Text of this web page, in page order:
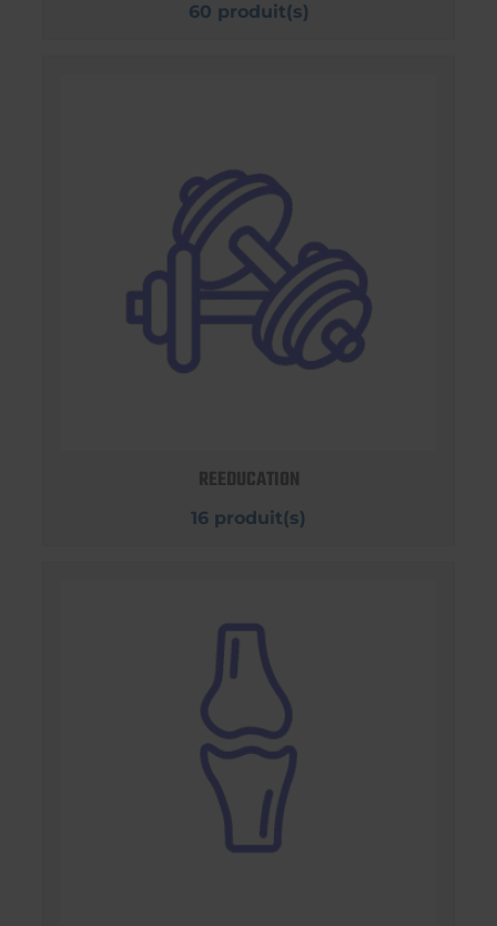
60 produit(s)
REEDUCATION
16 produit(s)